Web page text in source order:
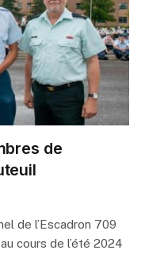
de
de l’Escadron 709
cours de l’été 2024